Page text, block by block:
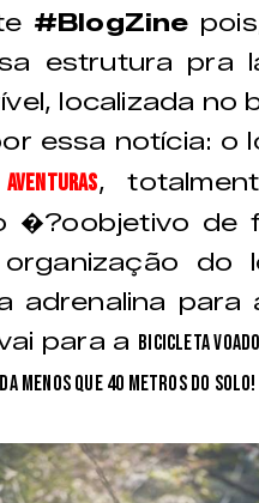
#BlogZine
estrutura pra
localizada no
essa notícia: o
,
�?oobjetivo de
do
adrenalina para
para a Bicicleta
menos que 40 metros do solo!